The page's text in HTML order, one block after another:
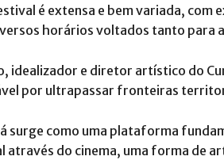
é extensa e bem variada, com
horários voltados tanto para
idealizador e diretor artístico do
por ultrapassar fronteiras
surge como uma plataforma
através do cinema, uma forma de